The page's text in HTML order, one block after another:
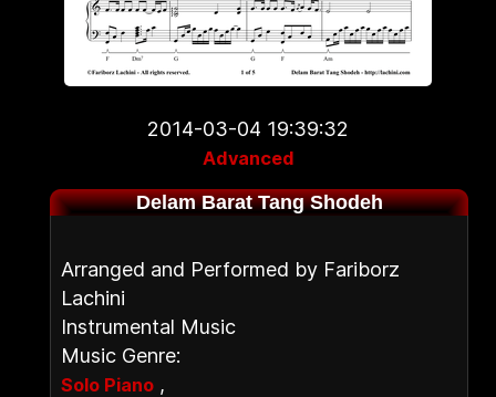
2014-03-04 19:39:32
Advanced
Delam Barat Tang Shodeh
Arranged and Performed by Fariborz
Lachini
Instrumental Music
Music Genre:
Solo Piano ,